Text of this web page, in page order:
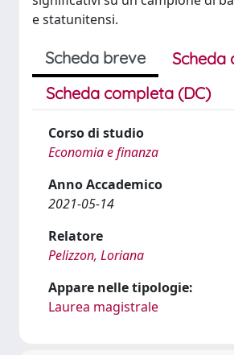
e statunitensi.
Scheda breve
Scheda
Scheda completa (DC)
Corso di studio
Economia e finanza
Anno Accademico
2021-05-14
Relatore
Pelizzon, Loriana
Appare nelle tipologie:
Laurea magistrale